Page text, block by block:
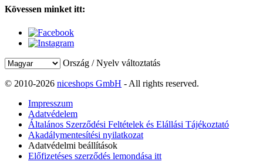
Kövessen minket itt:
Ország / Nyelv változtatás
© 2010-2026 niceshops GmbH - All rights reserved.
Impresszum
Adatvédelem
Általános Szerződési Feltételek és Elállási Tájékoztató
Akadálymentesítési nyilatkozat
Adatvédelmi beállítások
Előfizetéses szerződés lemondása itt